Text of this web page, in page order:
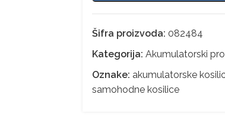
Šifra proizvoda: 082484
Kategorija: Akumulatorski
Oznake: akumulatorske
samohodne kosilice